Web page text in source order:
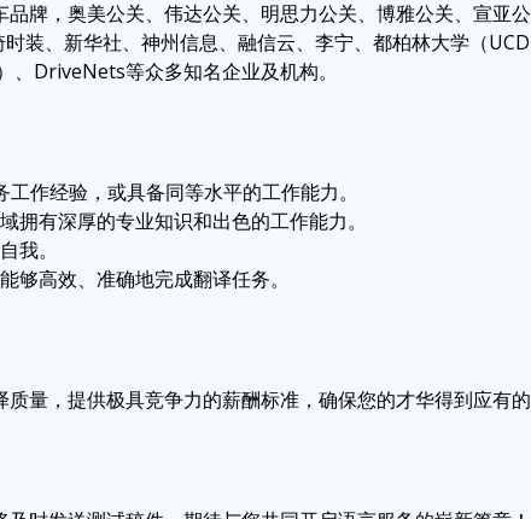
牌，奥美公关、伟达公关、明思力公关、博雅公关、宣亚
装、新华社、神州信息、融信云、李宁、都柏林大学（
DriveNets等众多知名企业及机构。
作经验，或具备同等水平的工作能力。
拥有深厚的专业知识和出色的工作能力。
我。
够高效、准确地完成翻译任务。
量，提供极具竞争力的薪酬标准，确保您的才华得到应有的